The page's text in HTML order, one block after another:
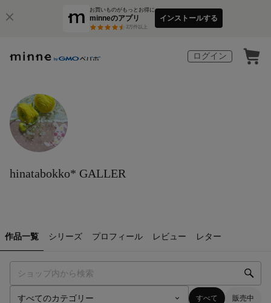
お買いものがもっとお得に
minneのアプリ
3万件以上
インストールする
ログイン
hinatabokko* GALLER
作品一覧 シリーズ プロフィール レビュー レター
すべて 販売中